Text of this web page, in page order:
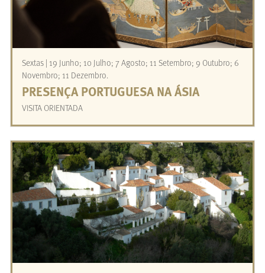
Sextas | 19 Junho; 10 Julho; 7 Agosto; 11 Setembro; 9 Outubro; 6
Novembro; 11 Dezembro.
PRESENÇA PORTUGUESA NA ÁSIA
VISITA ORIENTADA